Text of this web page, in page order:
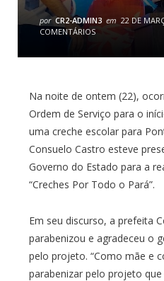
por CR2-ADMIN3 em 22 DE
COMENTÁRIOS
Na noite de ontem (22),
Ordem de Serviço para o
uma creche escolar para
Consuelo Castro esteve
Governo do Estado para a
“Creches Por Todo o Pará”.
Em seu discurso, a prefeita
parabenizou e agradeceu o
pelo projeto. “Como mãe e
parabenizar pelo projeto